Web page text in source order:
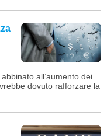
all’aumento dei
dovuto rafforzare la